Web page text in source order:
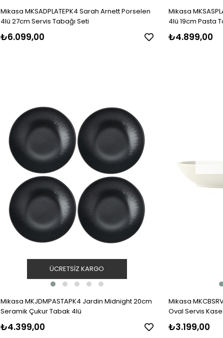
Mikasa MKSADPLATEPK4 Sarah Arnett Porselen
4lü 27cm Servis Tabağı Seti
₺6.099,00
Mikasa
4lü 19cm Pasta
₺4.899,00
Mikasa MKJDMPASTAPK4 Jardin Midnight 20cm
Seramik Çukur Tabak 4lü
₺4.399,00
ÜCRETSIZ KARGO
Mikasa
Oval Servis
₺3.199,00